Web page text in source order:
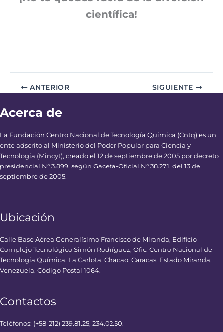
científica!
ANTERIOR SIGUIENTE
Acerca de
La Fundación Centro Nacional de Tecnología Química (Cntq) es un
ente adscrito al Ministerio del Poder Popular para Ciencia y
Tecnología (Mincyt), creado el 12 de septiembre de 2005 por decreto
presidencial N° 3.899, según Gaceta-Oficial N° 38.271, del 13 de
septiembre de 2005.
Ubicación
Calle Base Aérea Generalísimo Francisco de Miranda, Edificio
Complejo Tecnológico Simón Rodríguez, Ofic. Centro Nacional de
Tecnología Química, La Carlota, Chacao, Caracas, Estado Miranda,
Venezuela. Código Postal 1064.
Contactos
Teléfonos: (+58-212) 239.81.25, 234.02.50.